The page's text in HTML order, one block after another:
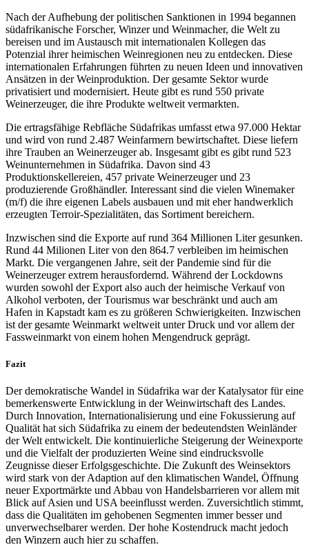
Nach der Aufhebung der politischen Sanktionen in 1994 begannen
südafrikanische Forscher, Winzer und Weinmacher, die Welt zu
bereisen und im Austausch mit internationalen Kollegen das
Potenzial ihrer heimischen Weinregionen neu zu entdecken. Diese
internationalen Erfahrungen führten zu neuen Ideen und innovativen
Ansätzen in der Weinproduktion. Der gesamte Sektor wurde
privatisiert und modernisiert. Heute gibt es rund 550 private
Weinerzeuger, die ihre Produkte weltweit vermarkten.
Die ertragsfähige Rebfläche Südafrikas umfasst etwa 97.000 Hektar
und wird von rund 2.487 Weinfarmern bewirtschaftet. Diese liefern
ihre Trauben an Weinerzeuger ab. Insgesamt gibt es gibt rund 523
Weinunternehmen in Südafrika. Davon sind 43
Produktionskellereien, 457 private Weinerzeuger und 23
produzierende Großhändler. Interessant sind die vielen Winemaker
(m/f) die ihre eigenen Labels ausbauen und mit eher handwerklich
erzeugten Terroir-Spezialitäten, das Sortiment bereichern.
Inzwischen sind die Exporte auf rund 364 Millionen Liter gesunken.
Rund 44 Milionen Liter von den 864.7 verbleiben im heimischen
Markt. Die vergangenen Jahre, seit der Pandemie sind für die
Weinerzeuger extrem herausfordernd. Während der Lockdowns
wurden sowohl der Export also auch der heimische Verkauf von
Alkohol verboten, der Tourismus war beschränkt und auch am
Hafen in Kapstadt kam es zu größeren Schwierigkeiten. Inzwischen
ist der gesamte Weinmarkt weltweit unter Druck und vor allem der
Fassweinmarkt von einem hohen Mengendruck geprägt.
Fazit
Der demokratische Wandel in Südafrika war der Katalysator für eine
bemerkenswerte Entwicklung in der Weinwirtschaft des Landes.
Durch Innovation, Internationalisierung und eine Fokussierung auf
Qualität hat sich Südafrika zu einem der bedeutendsten Weinländer
der Welt entwickelt. Die kontinuierliche Steigerung der Weinexporte
und die Vielfalt der produzierten Weine sind eindrucksvolle
Zeugnisse dieser Erfolgsgeschichte. Die Zukunft des Weinsektors
wird stark von der Adaption auf den klimatischen Wandel, Öffnung
neuer Exportmärkte und Abbau von Handelsbarrieren vor allem mit
Blick auf Asien und USA beeinflusst werden. Zuversichtlich stimmt,
dass die Qualitäten im gehobenen Segmenten immer besser und
unverwechselbarer werden. Der hohe Kostendruck macht jedoch
den Winzern auch hier zu schaffen.